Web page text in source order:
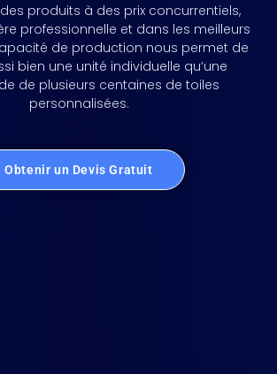
produits à des prix concurrentiels,
professionnelle et dans les meilleurs
de production nous permet de
bien une unité individuelle qu’une
de plusieurs centaines de toiles
personnalisées.
Obtenir un Devis Gratuit